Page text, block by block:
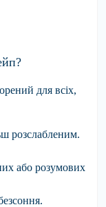
для всіх,
розслабленим.
або розумових